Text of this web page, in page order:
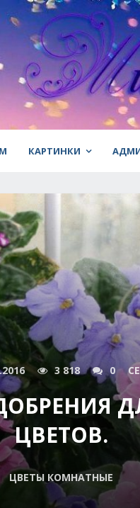
КАРТИНКИ
3 818 0
ЦВЕТОВ.
ЦВЕТЫ КОМНАТНЫЕ